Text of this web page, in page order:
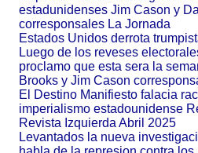
estadunidenses Jim Cason y
corresponsales La Jornada
Estados Unidos derrota
Luego de los reveses
proclamo que esta sera la
Brooks y Jim Cason
El Destino Manifiesto falacia
imperialismo estadounidense
Revista Izquierda Abril 2025
Levantados la nueva